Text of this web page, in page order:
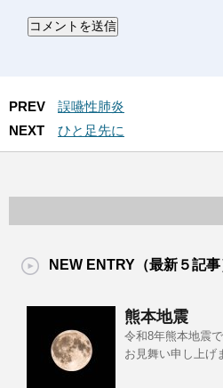
PREV
誤嚥性肺炎
NEXT
ひと足先に
NEW ENTRY（最新５記事
熊本地震
令和8年熊本地震
お見舞い申し上げ